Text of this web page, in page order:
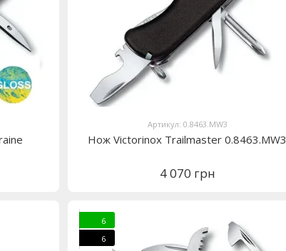
Артикул: 0.8463.MW3
Нож Victorinox Trailmaster 0.8463.MW3
4 070 грн
6
6